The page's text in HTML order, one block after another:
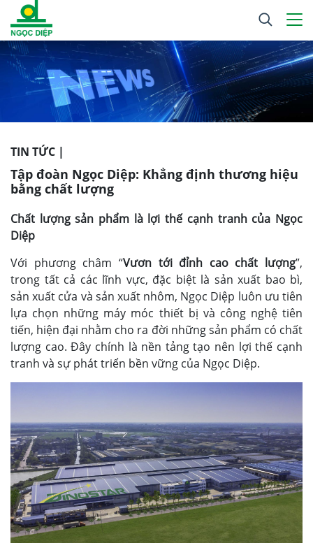
TIN TỨC |
Tập đoàn Ngọc Diệp: Khẳng định thương hiệu
bằng chất lượng
Chất lượng sản phẩm là lợi thế cạnh tranh của Ngọc
Diệp
Với phương châm “Vươn tới đỉnh cao chất lượng”,
trong tất cả các lĩnh vực, đặc biệt là sản xuất bao bì,
sản xuất cửa và sản xuất nhôm, Ngọc Diệp luôn ưu tiên
lựa chọn những máy móc thiết bị và công nghệ tiên
tiến, hiện đại nhằm cho ra đời những sản phẩm có chất
lượng cao. Đây chính là nền tảng tạo nên lợi thế cạnh
tranh và sự phát triển bền vững của Ngọc Diệp.